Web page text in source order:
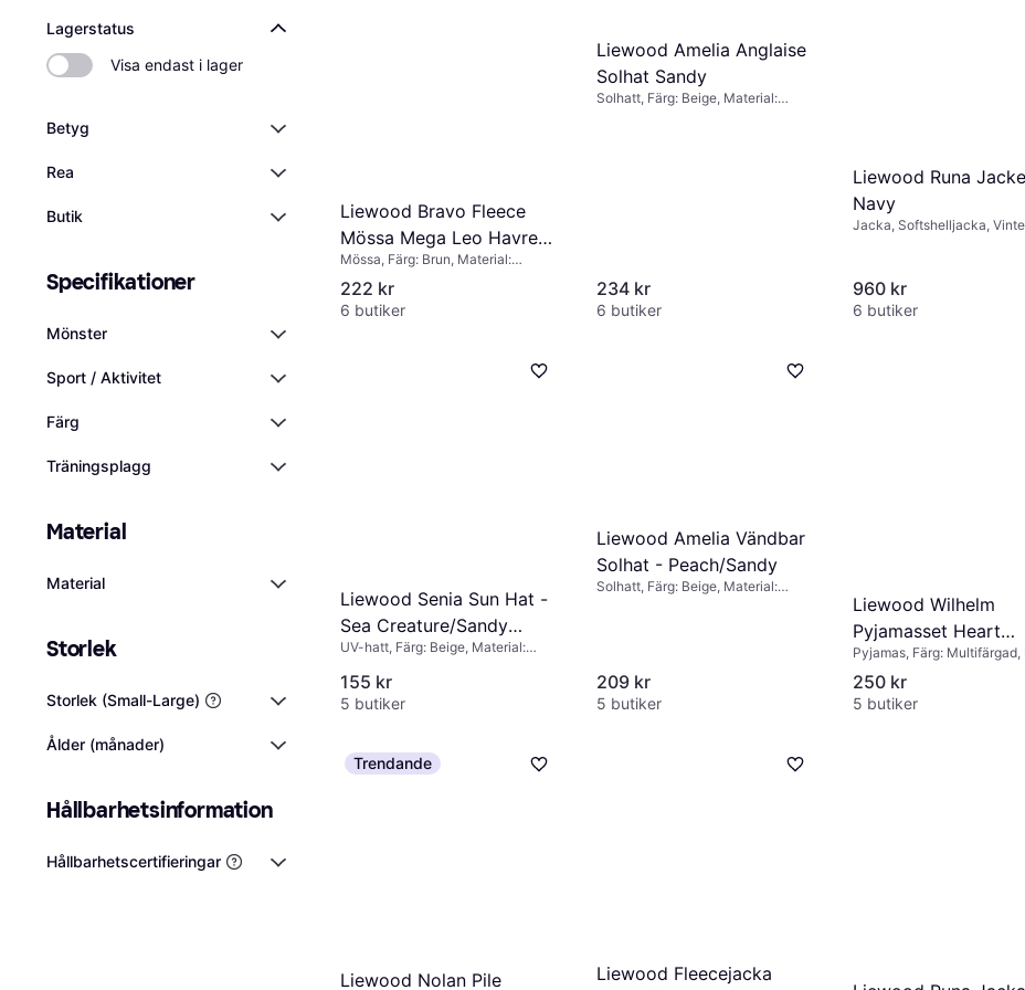
Lagerstatus
Visa endast i lager
Betyg
Rea
Butik
Specifikationer
Mönster
Sport / Aktivitet
Färg
Träningsplagg
Material
Material
Storlek
Storlek (Small-Large)
Ålder (månader)
Hållbarhetsinformation
Hållbarhetscertifieringar
Liewood Bravo Fleece
Mössa Mega Leo Havre
Mix -
Mössa, Färg: Brun, Material:
222 kr
6 butiker
Liewood Amelia Anglaise
Solhat Sandy
Solhatt, Färg: Beige, Material:
234 kr
6 butiker
Liewood Runa
Navy
Jacka, Softshelljacka,
960 kr
6 butiker
Liewood Senia Sun Hat -
Sea Creature/Sandy
(LW17682-1032)
UV-hatt, Färg: Beige, Material:
155 kr
5 butiker
Liewood Amelia Vändbar
Solhat - Peach/Sandy
Solhatt, Färg: Beige, Material:
209 kr
5 butiker
Liewood Wilhelm
Pyjamasset Heart
Sweetheart Pale
Mix
Pyjamas, Färg: Multifärgad,
250 kr
5 butiker
Trendande
Liewood Nolan Pile
Liewood Fleecejacka